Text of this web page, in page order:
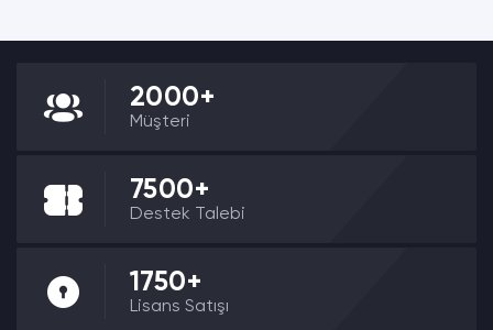
2000+
Müşteri
7500+
Destek Talebi
1750+
Lisans Satışı